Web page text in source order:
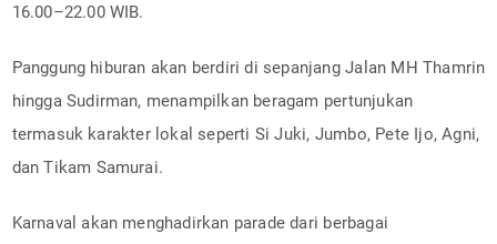
16.00–22.00 WIB.
Panggung hiburan akan berdiri di sepanjang Jalan MH Thamrin
hingga Sudirman, menampilkan beragam pertunjukan
termasuk karakter lokal seperti Si Juki, Jumbo, Pete Ijo, Agni,
dan Tikam Samurai.
Karnaval akan menghadirkan parade dari berbagai